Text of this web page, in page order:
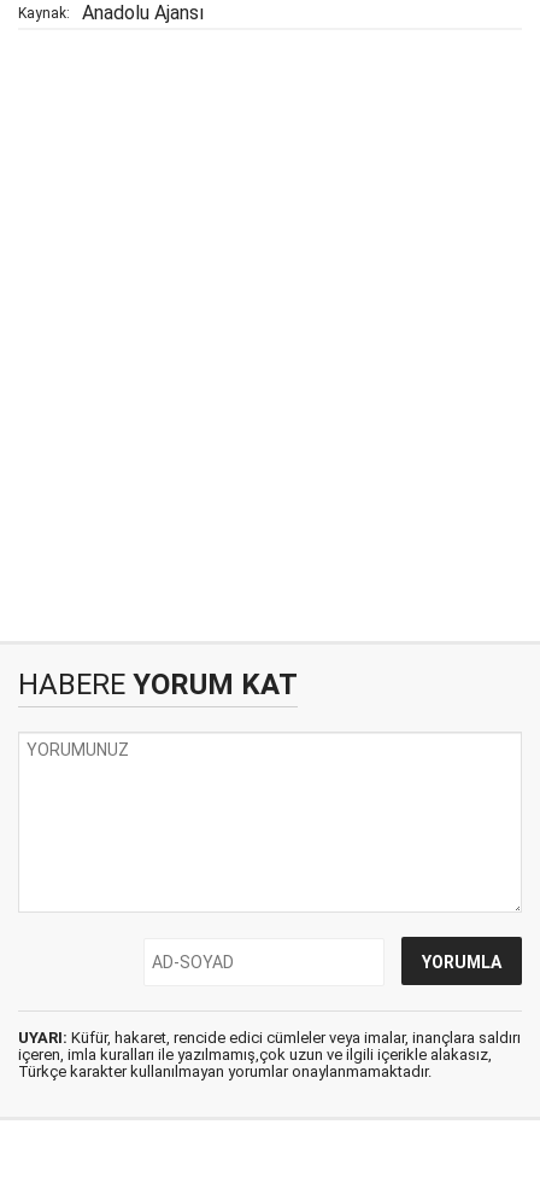
Kaynak: Anadolu Ajansı
HABERE YORUM KAT
UYARI: Küfür, hakaret, rencide edici cümleler veya imalar, inançlara saldırı
içeren, imla kuralları ile yazılmamış,çok uzun ve ilgili içerikle alakasız,
Türkçe karakter kullanılmayan yorumlar onaylanmamaktadır.